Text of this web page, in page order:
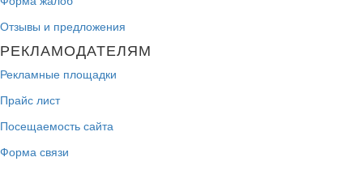
Отзывы и предложения
РЕКЛАМОДАТЕЛЯМ
Рекламные площадки
Прайс лист
Посещаемость сайта
Форма связи